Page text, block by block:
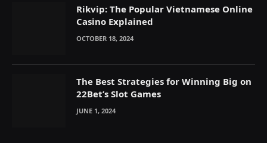
Rikvip: The Popular Vietnamese Online
Casino Explained
OCTOBER 18, 2024
The Best Strategies for Winning Big on
22Bet’s Slot Games
JUNE 1, 2024